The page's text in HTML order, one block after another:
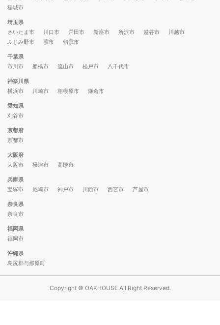
稲城市
埼玉県
さいたま市
川口市 戸田市 新座市 所沢市 越谷市
川越市
ふじみ野市
蕨市 朝霞市
千葉県
市川市
船橋市 流山市 松戸市 八千代市
神奈川県
横浜市
川崎市 相模原市 鎌倉市
愛知県
刈谷市
京都府
京都市
大阪府
大阪市
摂津市 高槻市
兵庫県
宝塚市
尼崎市 神戸市 川西市 西宮市 芦屋市
奈良県
奈良市
福岡県
福岡市
沖縄県
島尻郡与那原町
Copyright © OAKHOUSE All Right Reserved.